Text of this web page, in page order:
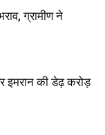
ग्रामीण ने
इमरान की डेढ़ करोड़